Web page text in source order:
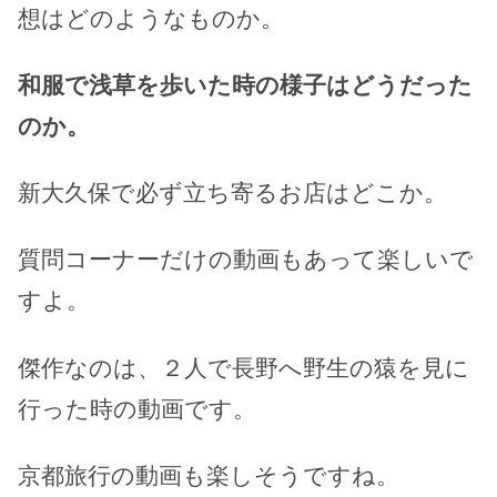
想はどのようなものか。
和服で浅草を歩いた時の様子はどうだった
のか。
新大久保で必ず立ち寄るお店はどこか。
質問コーナーだけの動画もあって楽しいで
すよ。
傑作なのは、２人で長野へ野生の猿を見に
行った時の動画です。
京都旅行の動画も楽しそうですね。